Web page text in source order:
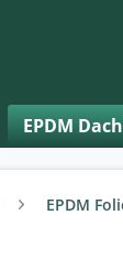
EPDM
EPDM